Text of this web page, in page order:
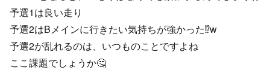
予選1は良い走り
予選2はBメインに行きたい気持ちが強かった⁉️w
予選2が乱れるのは、いつものことですよね
ここ課題でしょうか🤔